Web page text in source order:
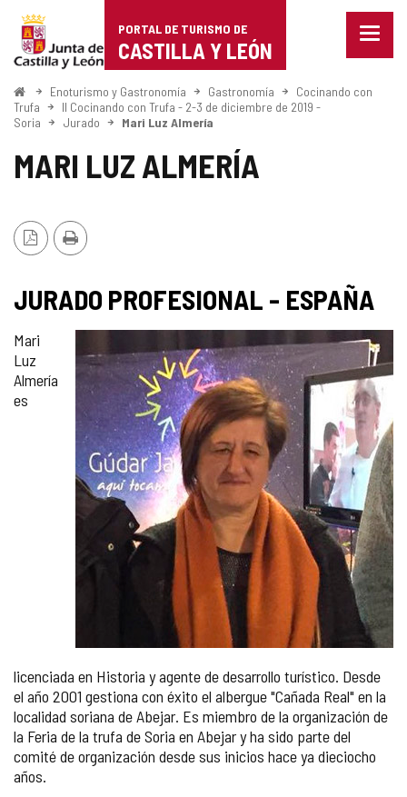
Portal
de
Turismo
de
Castilla
León
PORTAL DE TURISMO DE
CASTILLA Y LEÓN
Menu
InicioEnoturismo y Gastronomía Gastronomía
Cocinando con
Trufa
II Cocinando con Trufa - 2-3 de diciembre de 2019 -
Soria
Jurado Mari Luz Almería
MARI LUZ ALMERÍA
VersiónImprimir
JURADO PROFESIONAL - ESPAÑA
Mari
Luz
Almería
es
licenciada en Historia y agente de desarrollo turístico. Desde
el año 2001 gestiona con éxito el albergue "Cañada Real" en la
localidad soriana de Abejar. Es miembro de la organización de
la Feria de la trufa de Soria en Abejar y ha sido parte del
comité de organización desde sus inicios hace ya dieciocho
años.